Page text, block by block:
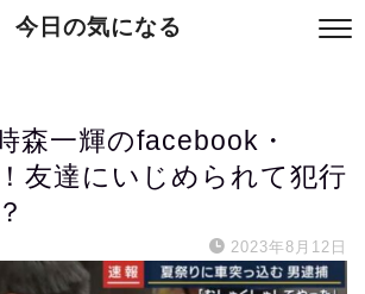
今日の気になる
森一輝のfacebook・
友達にいじめられて犯行
2023年8月12日